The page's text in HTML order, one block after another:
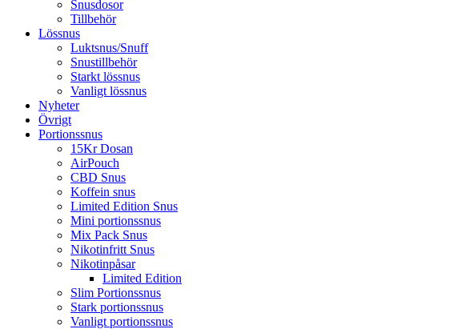
Snusdosor
Tillbehör
Lössnus
Luktsnus/Snuff
Snustillbehör
Starkt lössnus
Vanligt lössnus
Nyheter
Övrigt
Portionssnus
15Kr Dosan
AirPouch
CBD Snus
Koffein snus
Limited Edition Snus
Mini portionssnus
Mix Pack Snus
Nikotinfritt Snus
Nikotinpåsar
Limited Edition
Slim Portionssnus
Stark portionssnus
Vanligt portionssnus